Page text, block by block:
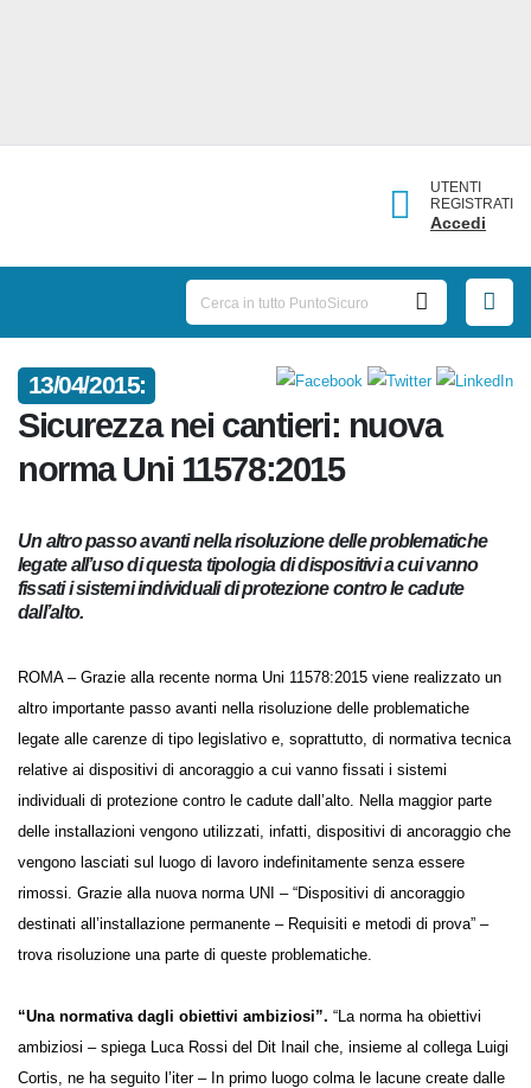
UTENTI
REGISTRATI
Accedi
13/04/2015:
Sicurezza nei cantieri: nuova
norma Uni 11578:2015
Un altro passo avanti nella risoluzione delle problematiche
legate all’uso di questa tipologia di dispositivi a cui vanno
fissati i sistemi individuali di protezione contro le cadute
dall’alto.
ROMA – Grazie alla recente norma Uni 11578:2015 viene realizzato un
altro importante passo avanti nella risoluzione delle problematiche
legate alle carenze di tipo legislativo e, soprattutto, di normativa
tecnica relative ai dispositivi di ancoraggio a cui vanno fissati i sistemi
individuali di protezione contro le cadute dall’alto. Nella maggior parte
delle installazioni vengono utilizzati, infatti, dispositivi di ancoraggio
che vengono lasciati sul luogo di lavoro indefinitamente senza essere
rimossi. Grazie alla nuova norma UNI – “Dispositivi di ancoraggio
destinati all’installazione permanente – Requisiti e metodi di prova” –
trova risoluzione una parte di queste problematiche.
“Una normativa dagli obiettivi ambiziosi”. “La norma ha obiettivi
ambiziosi – spiega Luca Rossi del Dit Inail che, insieme al collega Luigi